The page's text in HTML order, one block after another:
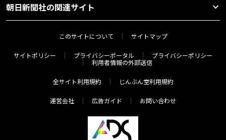
朝日新聞社の関連サイト
このサイトについて サイトマップ
サイトポリシー プライバシーポータル
プライバシーポリシー
利用者情報の外部送信
全サイト利用規約 じんぶん堂利用規約
運営会社 広告ガイド お問い合わせ